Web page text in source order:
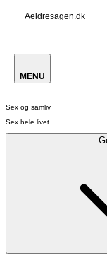
Aeldresagen.dk
MENU
Sex og samliv
Sex hele livet